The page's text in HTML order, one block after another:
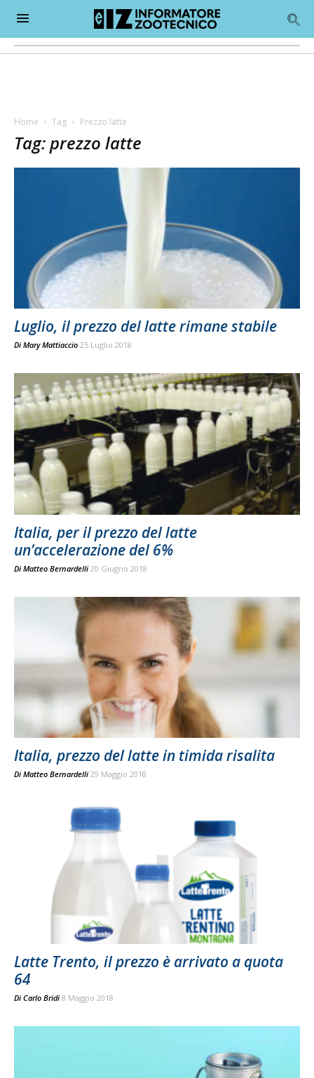
Home Tag Prezzo latte
Tag: prezzo latte
Luglio, il prezzo del latte rimane stabile
Di Mary Mattiaccio 25 Luglio 2018
Italia, per il prezzo del latte
un’accelerazione del 6%
Di Matteo Bernardelli 20 Giugno 2018
Italia, prezzo del latte in timida risalita
Di Matteo Bernardelli 29 Maggio 2018
Latte Trento, il prezzo è arrivato a quota
64
Di Carlo Bridi 8 Maggio 2018